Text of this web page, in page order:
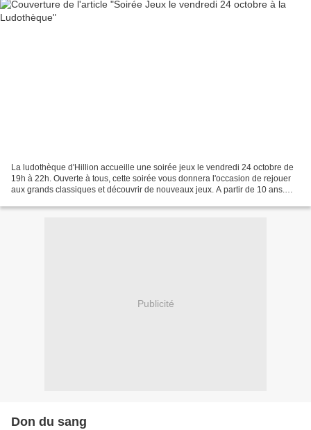
La ludothèque d'Hillion accueille une soirée jeux le vendredi 24 octobre de
19h à 22h. Ouverte à tous, cette soirée vous donnera l'occasion de rejouer
aux grands classiques et découvrir de nouveaux jeux. A partir de 10 ans.
Publicité
Don du sang